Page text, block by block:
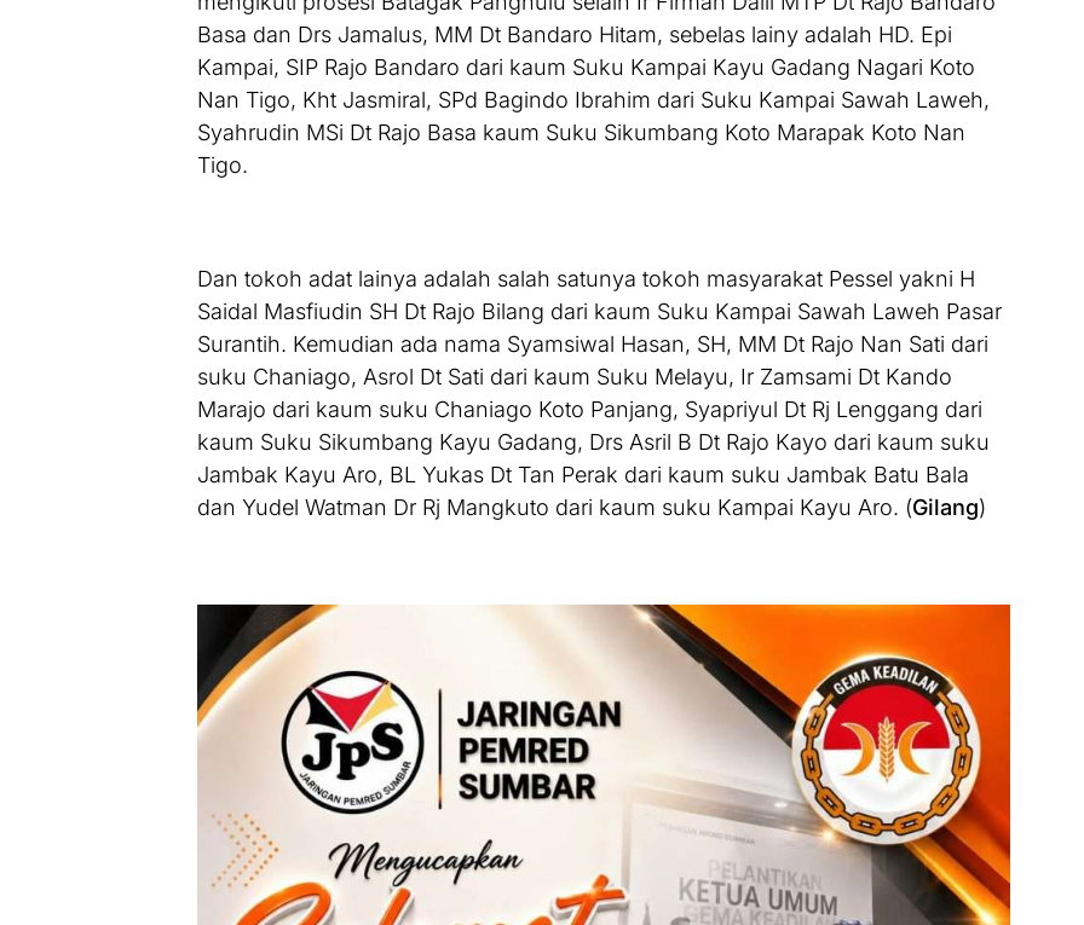
Basa dan Drs Jamalus, MM Dt Bandaro Hitam, sebelas lainy adalah HD. Epi
Kampai, SIP Rajo Bandaro dari kaum Suku Kampai Kayu Gadang Nagari Koto
Nan Tigo, Kht Jasmiral, SPd Bagindo Ibrahim dari Suku Kampai Sawah Laweh,
Syahrudin MSi Dt Rajo Basa kaum Suku Sikumbang Koto Marapak Koto Nan
Tigo.
Dan tokoh adat lainya adalah salah satunya tokoh masyarakat Pessel yakni H
Saidal Masfiudin SH Dt Rajo Bilang dari kaum Suku Kampai Sawah Laweh Pasar
Surantih. Kemudian ada nama Syamsiwal Hasan, SH, MM Dt Rajo Nan Sati dari
suku Chaniago, Asrol Dt Sati dari kaum Suku Melayu, Ir Zamsami Dt Kando
Marajo dari kaum suku Chaniago Koto Panjang, Syapriyul Dt Rj Lenggang dari
kaum Suku Sikumbang Kayu Gadang, Drs Asril B Dt Rajo Kayo dari kaum suku
Jambak Kayu Aro, BL Yukas Dt Tan Perak dari kaum suku Jambak Batu Bala
dan Yudel Watman Dr Rj Mangkuto dari kaum suku Kampai Kayu Aro. (Gilang)